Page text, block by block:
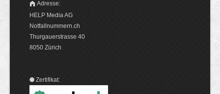
Adresse:
HELP Media AG
Notfallnummern.ch
Thurgauerstrasse 40
8050 Zürich
Zertifikat: